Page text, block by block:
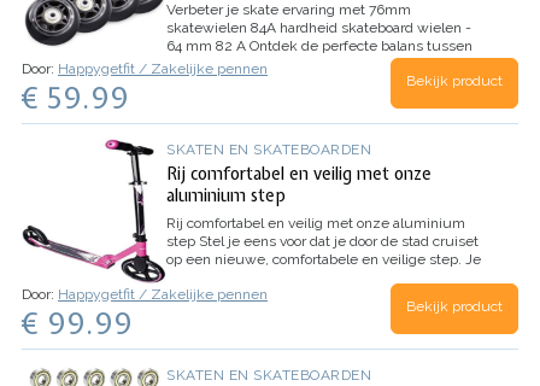
Verbeter je skate ervaring met 76mm
skatewielen 84A hardheid skateboard wielen -
64 mm 82 A Ontdek de perfecte balans tussen
prestaties en comfort met onze 76mm
skateboard wielen met 84A hardheid. Deze
wielen zijn ontworpen om je skatesessies naar
Door: Happygetfit / Zakelijke pennen
€ 59.99 Bekijk product
SKATEN EN SKATEBOARDEN
Rij comfortabel en veilig met onze
aluminium step
Rij comfortabel en veilig met onze aluminium
step Stel je eens voor dat je door de stad cruiset
op een nieuwe, comfortabele en veilige step. Je
rijden. Je kunt gemakkelijk snelheid maken en
Door: Happygetfit / Zakelijke pennen
€ 99.99 Bekijk product
SKATEN EN SKATEBOARDEN